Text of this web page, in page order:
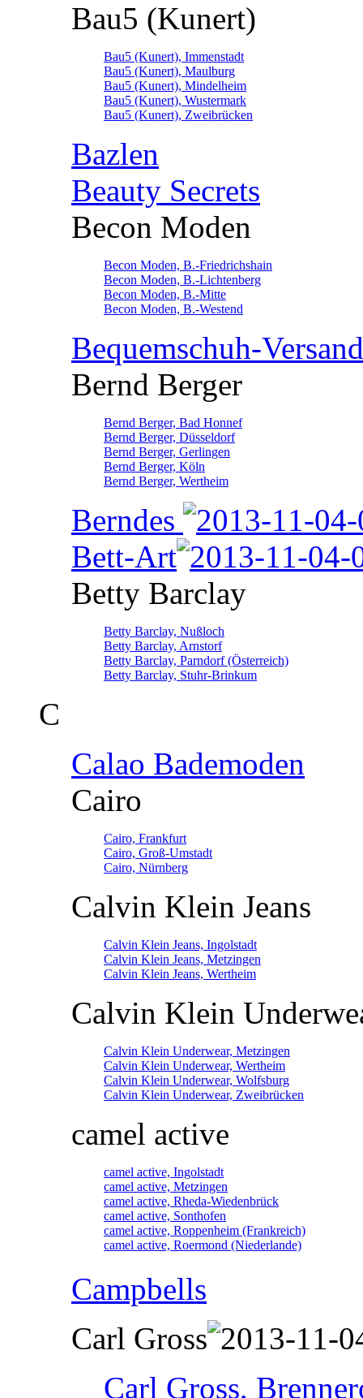
Bau5 (Kunert)
Bau5 (Kunert), Immenstadt
Bau5 (Kunert), Maulburg
Bau5 (Kunert), Mindelheim
Bau5 (Kunert), Wustermark
Bau5 (Kunert), Zweibrücken
Bazlen
Beauty Secrets
Becon Moden
Becon Moden, B.-Friedrichshain
Becon Moden, B.-Lichtenberg
Becon Moden, B.-Mitte
Becon Moden, B.-Westend
Bequemschuh-Versand
Bernd Berger
Bernd Berger, Bad Honnef
Bernd Berger, Düsseldorf
Bernd Berger, Gerlingen
Bernd Berger, Köln
Bernd Berger, Wertheim
Berndes
Bett-Art
Betty Barclay
Betty Barclay, Nußloch
Betty Barclay, Arnstorf
Betty Barclay, Parndorf (Österreich)
Betty Barclay, Stuhr-Brinkum
C
Calao Bademoden
Cairo
Cairo, Frankfurt
Cairo, Groß-Umstadt
Cairo, Nürnberg
Calvin Klein Jeans
Calvin Klein Jeans, Ingolstadt
Calvin Klein Jeans, Metzingen
Calvin Klein Jeans, Wertheim
Calvin Klein
Calvin Klein Underwear, Metzingen
Calvin Klein Underwear, Wertheim
Calvin Klein Underwear, Wolfsburg
Calvin Klein Underwear, Zweibrücken
camel active
camel active, Ingolstadt
camel active, Metzingen
camel active, Rheda-Wiedenbrück
camel active, Sonthofen
camel active, Roppenheim (Frankreich)
camel active, Roermond (Niederlande)
Campbells
Carl Gross
Carl Gross,